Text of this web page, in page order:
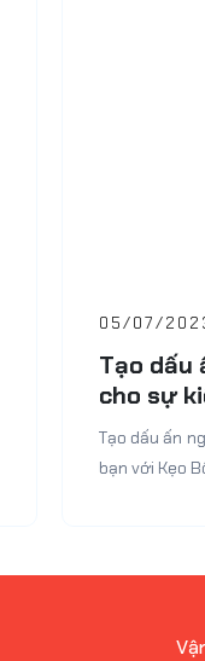
05/07/
Tạo dấu
cho sự
Kẹo
ngon!
Tạo dấu ấn
bạn với Kẹo